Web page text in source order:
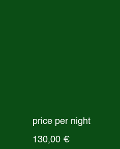
price per night
130,00 €